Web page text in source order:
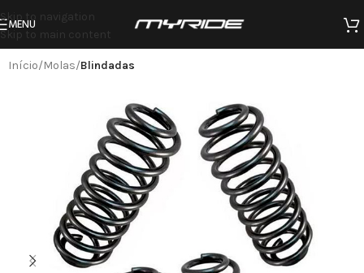
Skip to navigation
Skip to main content
MENU
Início Molas Blindadas